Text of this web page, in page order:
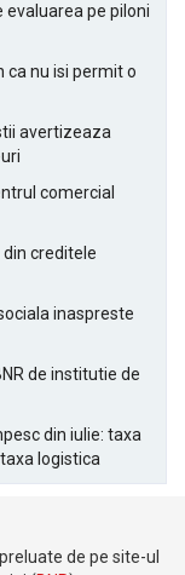
evaluarea pe piloni
ca nu isi permit o
avertizeaza
comercial
creditele
inaspreste
de institutie de
din iulie: taxa
logistica
de pe site-ul